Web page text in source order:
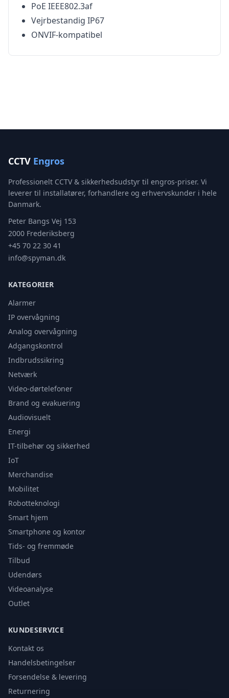
PoE IEEE802.3af
Vejrbestandig IP67
ONVIF-kompatibel
CCTV Engros
Professionelt CCTV & sikkerhedsudstyr til engros-priser. Vi
leverer til installatører, forhandlere og erhvervskunder i hele
Danmark.
Peter Bangs Vej 153
2000 Frederiksberg
+45 70 22 30 41
info@spyman.dk
KATEGORIER
Alarmer
IP overvågning
Analog overvågning
Adgangskontrol
Indbrudssikring
Netværk
Video-dørtelefoner
Brand og evakuering
Audiovisuelt
Energi
IT-tilbehør og sikkerhed
IoT
Merchandise
Mobilitet
Robotteknologi
Smart hjem
Smartphone og kontor
Tids- og fremmøde
Tilbud
Udendørs
Videoanalyse
Outlet
KUNDESERVICE
Kontakt os
Handelsbetingelser
Forsendelse & levering
Returnering